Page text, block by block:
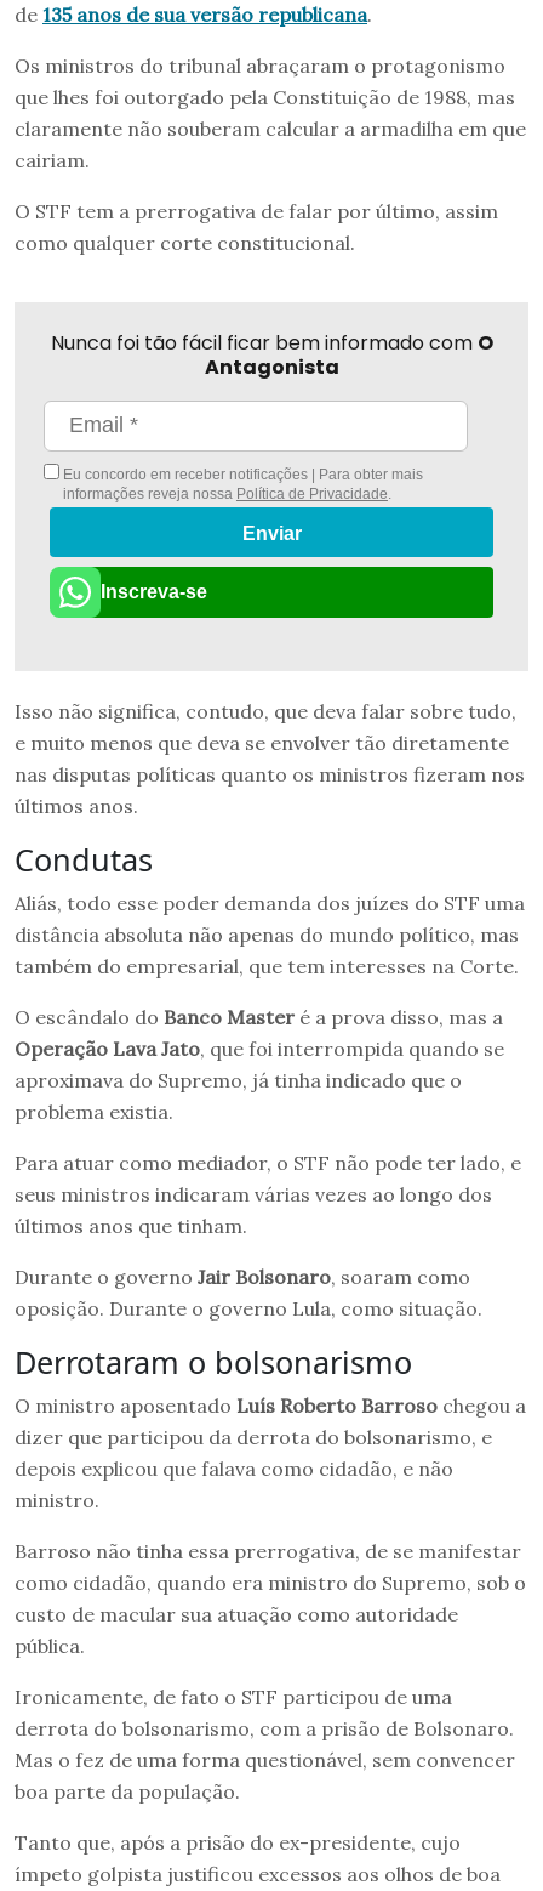
de 135 anos de sua versão republicana.
Os ministros do tribunal abraçaram o protagonismo
que lhes foi outorgado pela Constituição de 1988, mas
claramente não souberam calcular a armadilha em que
cairiam.
O STF tem a prerrogativa de falar por último, assim
como qualquer corte constitucional.
Nunca foi tão fácil ficar bem informado com O
Antagonista
Eu concordo em receber notificações | Para obter mais
informações reveja nossa Política de Privacidade
Enviar
Inscreva-se
Isso não significa, contudo, que deva falar sobre tudo,
e muito menos que deva se envolver tão diretamente
nas disputas políticas quanto os ministros fizeram nos
últimos anos.
Condutas
Aliás, todo esse poder demanda dos juízes do STF uma
distância absoluta não apenas do mundo político, mas
também do empresarial, que tem interesses na Corte.
O escândalo do Banco Master é a prova disso, mas a
Operação Lava Jato, que foi interrompida quando se
aproximava do Supremo, já tinha indicado que o
problema existia.
Para atuar como mediador, o STF não pode ter lado, e
seus ministros indicaram várias vezes ao longo dos
últimos anos que tinham.
Durante o governo Jair Bolsonaro, soaram como
oposição. Durante o governo Lula, como situação.
Derrotaram o bolsonarismo
O ministro aposentado Luís Roberto Barroso chegou a
dizer que participou da derrota do bolsonarismo, e
depois explicou que falava como cidadão, e não
ministro.
Barroso não tinha essa prerrogativa, de se manifestar
como cidadão, quando era ministro do Supremo, sob o
custo de macular sua atuação como autoridade
pública.
Ironicamente, de fato o STF participou de uma
derrota do bolsonarismo, com a prisão de Bolsonaro.
Mas o fez de uma forma questionável, sem convencer
boa parte da população.
Tanto que, após a prisão do ex-presidente, cujo
ímpeto golpista justificou excessos aos olhos de boa